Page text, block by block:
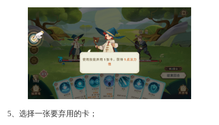
5、选择一张要弃用的卡；